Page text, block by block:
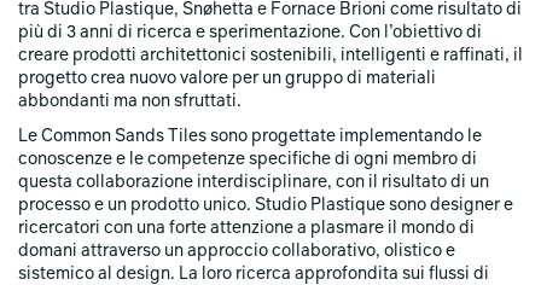
tra Studio Plastique, Snøhetta e Fornace Brioni come risultato di
più di 3 anni di ricerca e sperimentazione. Con l’obiettivo di
creare prodotti architettonici sostenibili, intelligenti e raffinati, il
progetto crea nuovo valore per un gruppo di materiali
abbondanti ma non sfruttati.
Le Common Sands Tiles sono progettate implementando le
conoscenze e le competenze specifiche di ogni membro di
questa collaborazione interdisciplinare, con il risultato di un
processo e un prodotto unico. Studio Plastique sono designer e
ricercatori con una forte attenzione a plasmare il mondo di
domani attraverso un approccio collaborativo, olistico e
sistemico al design. La loro ricerca approfondita sui flussi di